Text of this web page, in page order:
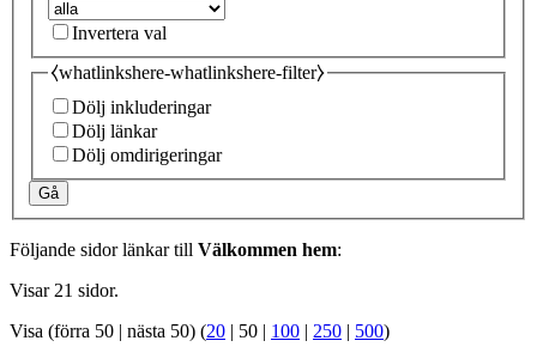
Invertera val
⧼whatlinkshere-whatlinkshere-filter⧽
Dölj inkluderingar
Dölj länkar
Dölj omdirigeringar
Gå
Följande sidor länkar till Välkommen hem:
Visar 21 sidor.
Visa (förra 50 | nästa 50) (20 | 50 | 100 | 250 | 500)